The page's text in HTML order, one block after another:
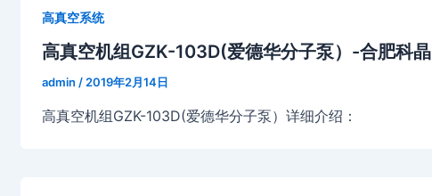
高真空系统
高真空机组GZK-103D(爱德华分子泵）-合肥科晶
admin / 2019年2月14日
高真空机组GZK-103D(爱德华分子泵）详细介绍：